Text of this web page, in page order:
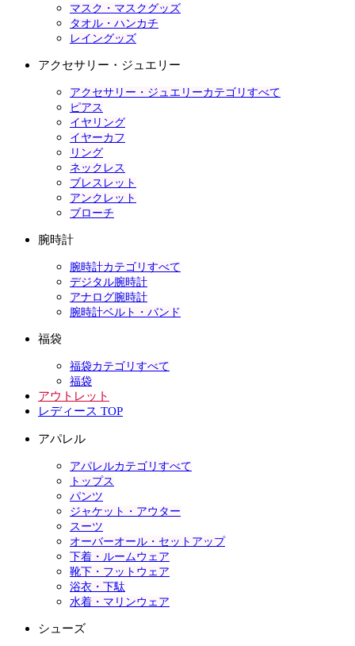
マスク・マスクグッズ
タオル・ハンカチ
レイングッズ
アクセサリー・ジュエリー
アクセサリー・ジュエリーカテゴリすべて
ピアス
イヤリング
イヤーカフ
リング
ネックレス
ブレスレット
アンクレット
ブローチ
腕時計
腕時計カテゴリすべて
デジタル腕時計
アナログ腕時計
腕時計ベルト・バンド
福袋
福袋カテゴリすべて
福袋
アウトレット
レディース TOP
アパレル
アパレルカテゴリすべて
トップス
パンツ
ジャケット・アウター
スーツ
オーバーオール・セットアップ
下着・ルームウェア
靴下・フットウェア
浴衣・下駄
水着・マリンウェア
シューズ